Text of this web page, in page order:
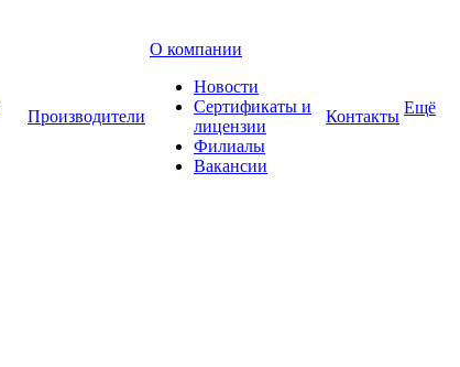
Производители
О компании
Новости
Сертификаты и
лицензии
Филиалы
Вакансии
Контакты Ещё